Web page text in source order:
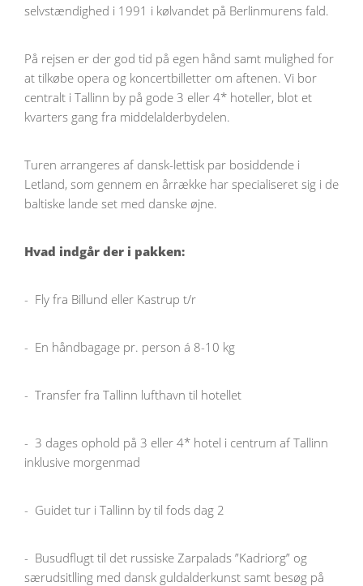
selvstændighed i 1991 i kølvandet på Berlinmurens fald.
På rejsen er der god tid på egen hånd samt mulighed for
at tilkøbe opera og koncertbilletter om aftenen. Vi bor
centralt i Tallinn by på gode 3 eller 4* hoteller, blot et
kvarters gang fra middelalderbydelen.
Turen arrangeres af dansk-lettisk par bosiddende i
Letland, som gennem en årrække har specialiseret sig i de
baltiske lande set med danske øjne.
Hvad indgår der i pakken:
- Fly fra Billund eller Kastrup t/r
- En håndbagage pr. person á 8-10 kg
- Transfer fra Tallinn lufthavn til hotellet
- 3 dages ophold på 3 eller 4* hotel i centrum af Tallinn
inklusive morgenmad
- Guidet tur i Tallinn by til fods dag 2
- Busudflugt til det russiske Zarpalads ”Kadriorg” og
særudsitlling med dansk guldalderkunst samt besøg på